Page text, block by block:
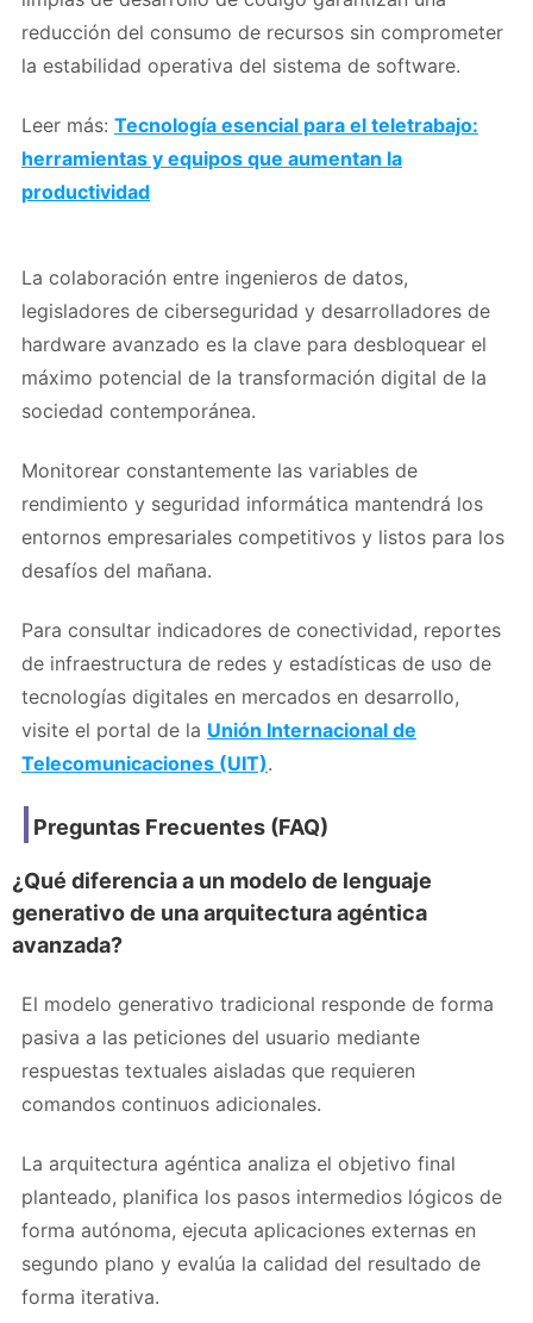
reducción del consumo de recursos sin comprometer
la estabilidad operativa del sistema de software.
Leer más: Tecnología esencial para el teletrabajo:
herramientas y equipos que aumentan la
productividad
La colaboración entre ingenieros de datos,
legisladores de ciberseguridad y desarrolladores de
hardware avanzado es la clave para desbloquear el
máximo potencial de la transformación digital de la
sociedad contemporánea.
Monitorear constantemente las variables de
rendimiento y seguridad informática mantendrá los
entornos empresariales competitivos y listos para los
desafíos del mañana.
Para consultar indicadores de conectividad, reportes
de infraestructura de redes y estadísticas de uso de
tecnologías digitales en mercados en desarrollo,
visite el portal de la Unión Internacional de
Telecomunicaciones (UIT).
Preguntas Frecuentes (FAQ)
¿Qué diferencia a un modelo de lenguaje
generativo de una arquitectura agéntica
avanzada?
El modelo generativo tradicional responde de forma
pasiva a las peticiones del usuario mediante
respuestas textuales aisladas que requieren
comandos continuos adicionales.
La arquitectura agéntica analiza el objetivo final
planteado, planifica los pasos intermedios lógicos de
forma autónoma, ejecuta aplicaciones externas en
segundo plano y evalúa la calidad del resultado de
forma iterativa.